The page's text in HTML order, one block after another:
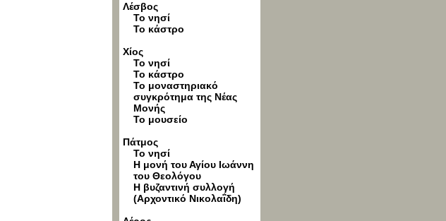
Λέσβος
Το νησί
Το κάστρο
Χίος
Το νησί
Το κάστρο
Το μοναστηριακό
συγκρότημα της Νέας
Μονής
Το μουσείο
Πάτμος
Το νησί
Η μονή του Αγίου Ιωάννη
του Θεολόγου
Η βυζαντινή συλλογή
(Αρχοντικό Νικολαΐδη)